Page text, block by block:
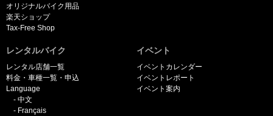
オリジナルバイク用品
楽天ショップ
Tax-Free Shop
レンタルバイク
レンタル店舗一覧
料金・車種一覧・申込
Language
中文
Français
イベント
イベントカレンダー
イベントレポート
イベント案内